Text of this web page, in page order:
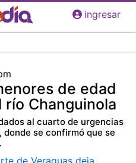
Pasar
al
principal
ingresar
de edad
Changuinola
al cuarto de urgencias
se confirmó que se